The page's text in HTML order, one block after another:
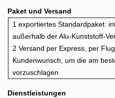
Paket und Versand
1 exportiertes Standardpaket:
außerhalb der Alu-Kunststoff-
2 Versand per Express, per
Kundenwunsch, um die am
vorzuschlagen
Dienstleistungen